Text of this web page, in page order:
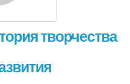
творчества